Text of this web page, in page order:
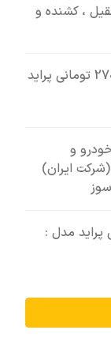
، کشنده و
ثبت نام مزایده 270/000/000 تومانی پراید
خودرو و
(شرکت ایران)
000 تومانی پراید مدل :